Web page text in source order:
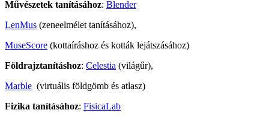
Művészetek tanításához: Blender
LenMus (zeneelmélet tanításához),
MuseScore (kottaíráshoz és kották lejátszásához)
Földrajztanításhoz: Celestia (világűr),
Marble (virtuális földgömb és atlasz)
Fizika tanításához: FisicaLab